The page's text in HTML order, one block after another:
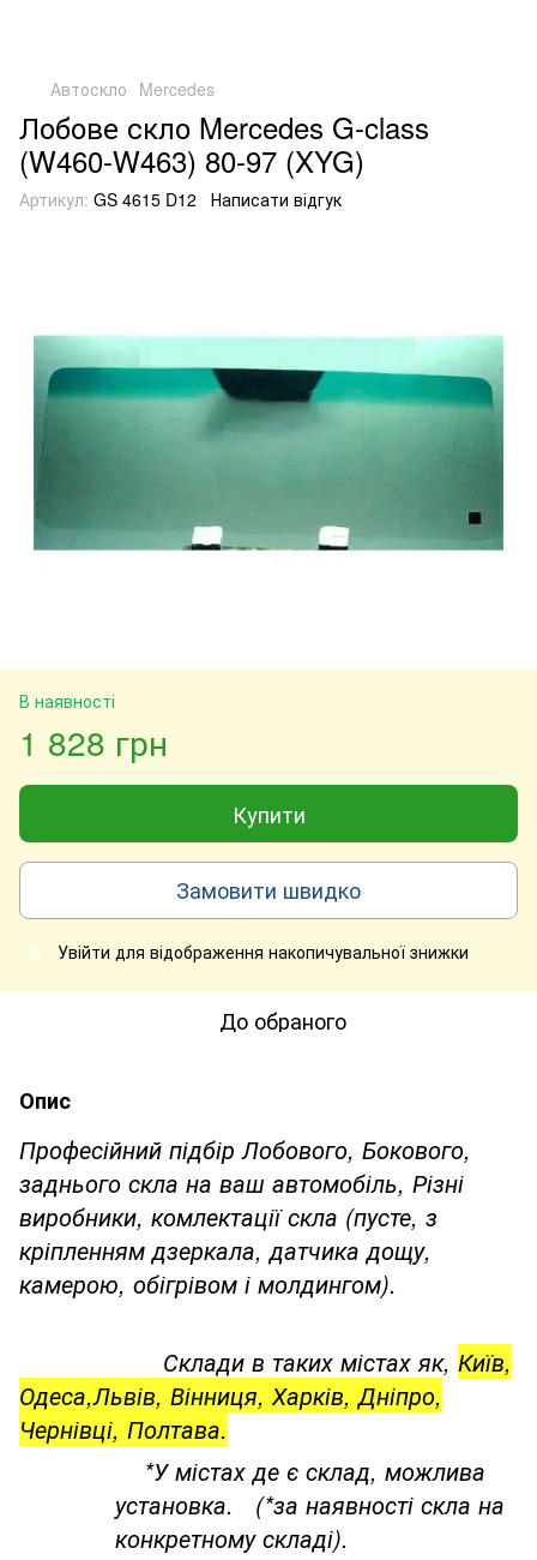
Автоскло Mercedes
Лобове скло Mercedes G-class
(W460-W463) 80-97 (XYG)
Артикул: GS 4615 D12 Написати відгук
В наявності
1 828 грн
Купити
Замовити швидко
% Увійти для відображення накопичувальної знижки
До обраного
Опис
Професійний підбір Лобового, Бокового,
заднього скла на ваш автомобіль, Різні
виробники, комлектації скла (пусте, з
кріпленням дзеркала, датчика дощу,
камерою, обігрівом і молдингом).
Склади в таких містах як, Київ,
Одеса,Львів, Вінниця, Харків, Дніпро,
Чернівці, Полтава.
*У містах де є склад, можлива
установка. (*за наявності скла на
конкретному складі).